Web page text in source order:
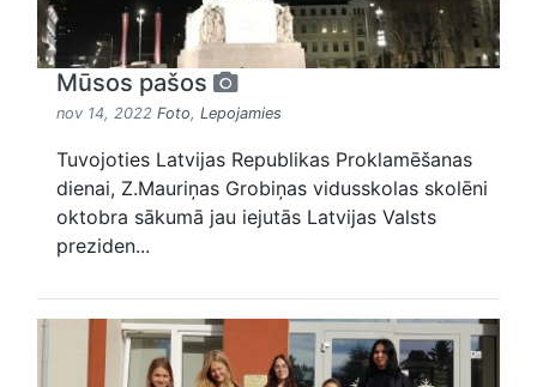
Mūsos pašos
nov 14, 2022 Foto, Lepojamies
Tuvojoties Latvijas Republikas Proklamēšanas
dienai, Z.Mauriņas Grobiņas vidusskolas skolēni
oktobra sākumā jau iejutās Latvijas Valsts
preziden...